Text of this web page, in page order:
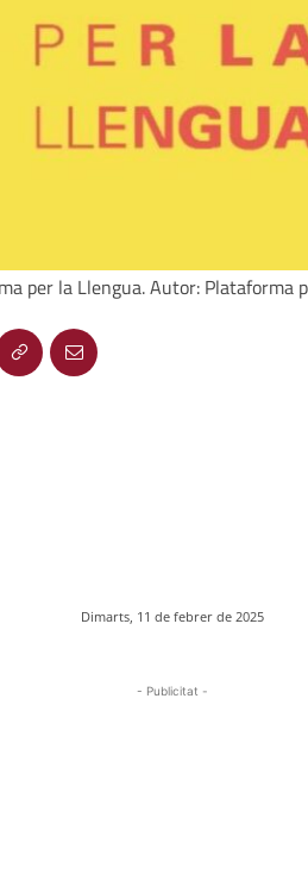
per la Llengua. Autor: Plataforma
Dimarts, 11 de febrer de 2025
- Publicitat -